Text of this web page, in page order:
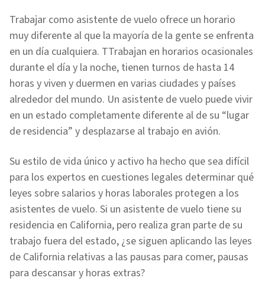
Trabajar como asistente de vuelo ofrece un horario
muy diferente al que la mayoría de la gente se enfrenta
en un día cualquiera. TTrabajan en horarios ocasionales
durante el día y la noche, tienen turnos de hasta 14
horas y viven y duermen en varias ciudades y países
alrededor del mundo. Un asistente de vuelo puede vivir
en un estado completamente diferente al de su “lugar
de residencia” y desplazarse al trabajo en avión.
Su estilo de vida único y activo ha hecho que sea difícil
para los expertos en cuestiones legales determinar qué
leyes sobre salarios y horas laborales protegen a los
asistentes de vuelo. Si un asistente de vuelo tiene su
residencia en California, pero realiza gran parte de su
trabajo fuera del estado, ¿se siguen aplicando las leyes
de California relativas a las pausas para comer, pausas
para descansar y horas extras?